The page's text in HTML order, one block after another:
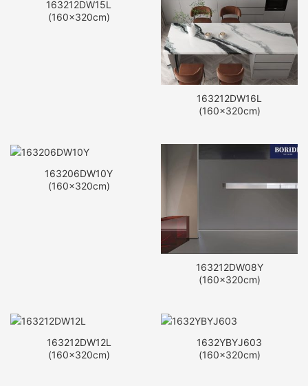
163212DW15L
(160x320cm)
163212DW16L
(160x320cm)
163206DW10Y
(160x320cm)
163212DW08Y
(160x320cm)
163212DW12L
(160x320cm)
1632YBYJ603
(160x320cm)